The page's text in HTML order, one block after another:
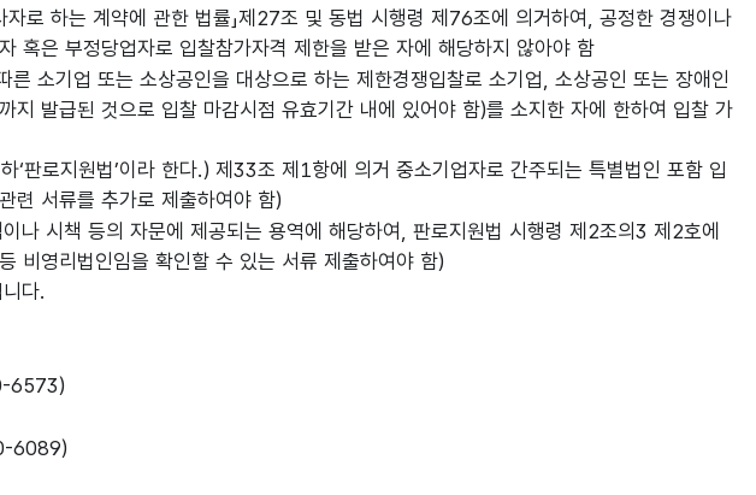
자로 하는 계약에 관한 법률」제27조 및 동법 시행령 제76조에 의거하여, 공정한 경쟁이나
혹은 부정당업자로 입찰참가자격 제한을 받은 자에 해당하지 않아야 함
른 소기업 또는 소상공인을 대상으로 하는 제한경쟁입찰로 소기업, 소상공인 또는 장애인
지 발급된 것으로 입찰 마감시점 유효기간 내에 있어야 함)를 소지한 자에 한하여 입찰 가
‘판로지원법’이라 한다.) 제33조 제1항에 의거 중소기업자로 간주되는 특별법인 포함 입
련 서류를 추가로 제출하여야 함)
나 시책 등의 자문에 제공되는 용역에 해당하여, 판로지원법 시행령 제2조의3 제2호에
비영리법인임을 확인할 수 있는 서류 제출하여야 함)
다.
6573)
6089)